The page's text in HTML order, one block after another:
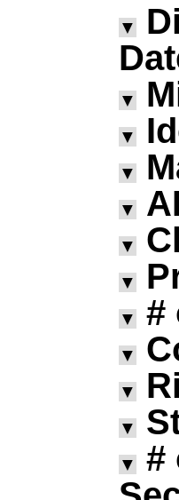
▼
▼
▼
▼
▼
▼
▼
▼ #
▼
▼
▼
▼
#